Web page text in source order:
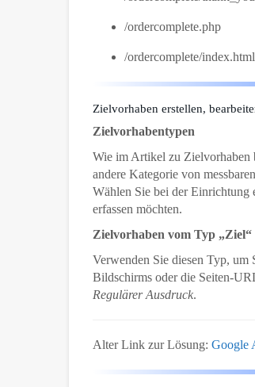
/ordercomplete.php
/ordercomplete/index.html
Zielvorhaben erstellen,
Zielvorhabentypen
Wie im Artikel zu Zielvorhaben
andere Kategorie von
Wählen Sie bei der Einrichtung
erfassen möchten.
Zielvorhaben vom Typ „Ziel“
Verwenden Sie diesen Typ, um
Bildschirms oder die Seiten-
Regulärer Ausdruck.
Alter Link zur Lösung: Google